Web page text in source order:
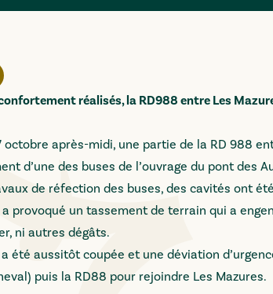
réalisés, la RD988 entre Les
octobre après-midi, une partie de la RD 988
d’une des buses de l’ouvrage du pont des
de réfection des buses, des cavités ont
provoqué un tassement de terrain qui a
ni autres dégâts.
été aussitôt coupée et une déviation
puis la RD88 pour rejoindre Les Mazures.